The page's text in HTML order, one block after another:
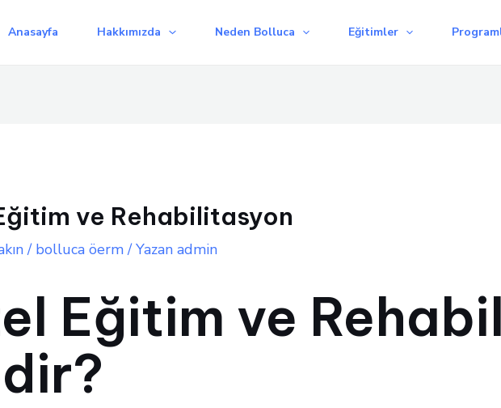
Anasayfa Hakkımızda Neden Bolluca Eğitimler
ve Rehabilitasyon
/ bolluca öerm/ Yazan admin
Eğitim ve